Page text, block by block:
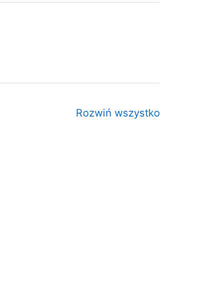
Rozwiń wszystko